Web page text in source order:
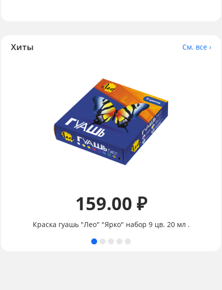
Хиты См. все ›
159.00 ₽
Краска гуашь "Лео" "Ярко" набор 9 цв. 20 мл .